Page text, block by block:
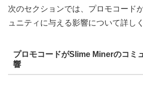
次のセクションでは、プロモコード
ュニティに与える影響について詳し
プロモコードがSlime Minerのコミ
響